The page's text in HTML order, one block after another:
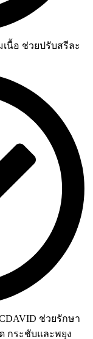
นื้อ ช่วยปรับสรีละ
ช่วยรักษา
กระชับและพยุง